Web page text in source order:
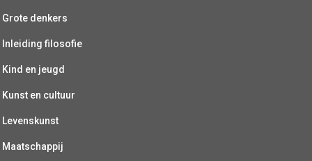
Grote denkers
Inleiding filosofie
Kind en jeugd
Kunst en cultuur
Levenskunst
Maatschappij